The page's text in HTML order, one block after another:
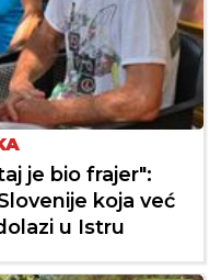
je bio frajer":
koja već
u Istru